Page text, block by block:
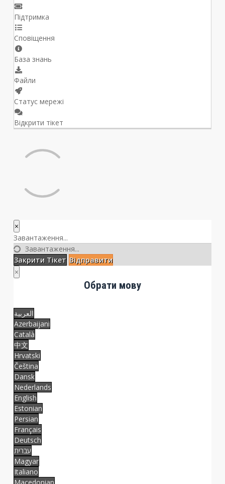
Підтримка
Сповіщення
База знань
Файли
Статус мережі
Відкрити тікет
×
Закрити
тікет
Завантаження...
Завантаження...
Закрити Тікет Відправити
×
Обрати мову
العربية
Azerbaijani
Català
中文
Hrvatski
Čeština
Dansk
Nederlands
English
Estonian
Persian
Français
Deutsch
עברית
Magyar
Italiano